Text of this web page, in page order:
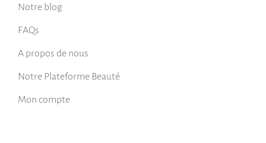
Notre blog
FAQs
A propos de nous
Notre Plateforme Beauté
Mon compte